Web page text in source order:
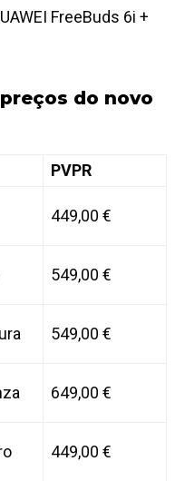
FreeBuds 6i +
do novo
PVPR
449,00 €
549,00 €
549,00 €
649,00 €
449,00 €